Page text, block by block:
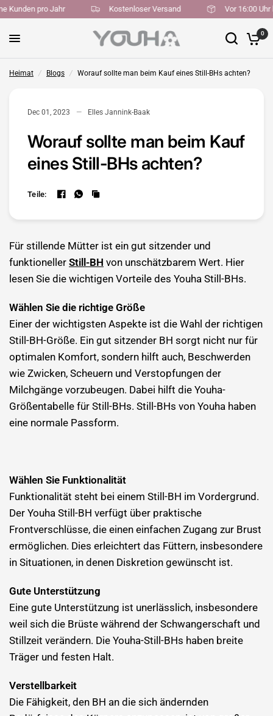
Kunden pro Jahr Kostenloser Versand Vor 16:00
0
Heimat / Blogs / Worauf sollte man beim Kauf eines Still-BHs achten?
Dec 01, 2023 Elles Jannink-Baak
Worauf sollte man beim Kauf
eines Still-BHs achten?
Teile:
Für stillende Mütter ist ein gut sitzender und
funktionellerStill-BH von unschätzbarem Wert. Hier
lesen Sie die wichtigen Vorteile des Youha Still-BHs.
Wählen Sie die richtige Größe
Einer der wichtigsten Aspekte ist die Wahl der richtigen
Still-BH-Größe. Ein gut sitzender BH sorgt nicht nur für
optimalen Komfort, sondern hilft auch, Beschwerden
wie Zwicken, Scheuern und Verstopfungen der
Milchgänge vorzubeugen. Dabei hilft die Youha-
Größentabelle für Still-BHs. Still-BHs von Youha haben
eine normale Passform.
Wählen Sie Funktionalität
Funktionalität steht bei einem Still-BH im Vordergrund.
Der Youha Still-BH verfügt über praktische
Frontverschlüsse, die einen einfachen Zugang zur Brust
ermöglichen. Dies erleichtert das Füttern, insbesondere
in Situationen, in denen Diskretion gewünscht ist.
Gute Unterstützung
Eine gute Unterstützung ist unerlässlich, insbesondere
weil sich die Brüste während der Schwangerschaft und
Stillzeit verändern. Die Youha-Still-BHs haben breite
Träger und festen Halt.
Verstellbarkeit
Die Fähigkeit, den BH an die sich ändernden